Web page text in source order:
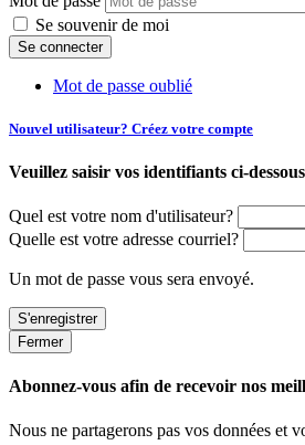
Se souvenir de moi
Mot de passe oublié
Nouvel utilisateur? Créez votre compte
Veuillez saisir vos identifiants ci-
Quel est votre nom d'utilisateur?
Quelle est votre adresse courriel?
Un mot de passe vous sera envoyé.
Fermer
Abonnez-vous afin de recevoir nos
Nous ne partagerons pas vos données et